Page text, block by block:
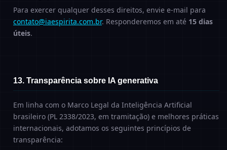
Para exercer qualquer desses direitos, envie e-mail para
contato@iaespirita.com.br. Responderemos em até 15 dias
úteis.
13. Transparência sobre IA generativa
Em linha com o Marco Legal da Inteligência Artificial
brasileiro (PL 2338/2023, em tramitação) e melhores práticas
internacionais, adotamos os seguintes princípios de
transparência: